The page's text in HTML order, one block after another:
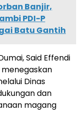
Banjir,
PDI-P
Batu Gantih
Said Effendi
Dinas
dan
magang